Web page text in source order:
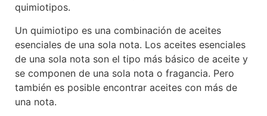
quimiotipos.
Un quimiotipo es una combinación de aceites
esenciales de una sola nota. Los aceites esenciales
de una sola nota son el tipo más básico de aceite y
se componen de una sola nota o fragancia. Pero
también es posible encontrar aceites con más de
una nota.